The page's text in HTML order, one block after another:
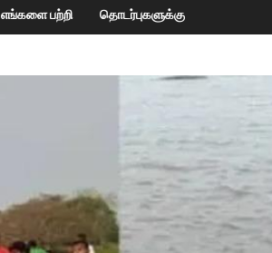
எங்களை பற்றி தொடர்புகளுக்கு